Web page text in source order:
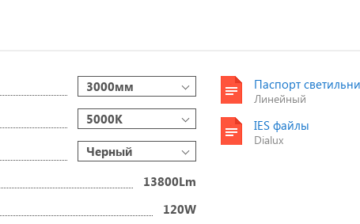
3000мм
5000К
Черный
13800Lm
120W
Паспорт
Линейный
IES файлы
Dialux